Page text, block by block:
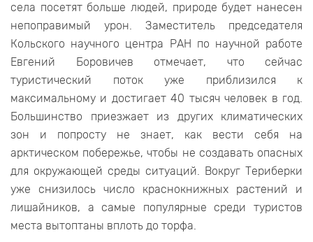
села посетят больше людей, природе будет нанесен
непоправимый урон. Заместитель председателя
Кольского научного центра РАН по научной работе
Евгений Боровичев отмечает, что сейчас
туристический поток уже приблизился к
максимальному и достигает 40 тысяч человек в год.
Большинство приезжает из других климатических
зон и попросту не знает, как вести себя на
арктическом побережье, чтобы не создавать опасных
для окружающей среды ситуаций. Вокруг Териберки
уже снизилось число краснокнижных растений и
лишайников, а самые популярные среди туристов
места вытоптаны вплоть до торфа.